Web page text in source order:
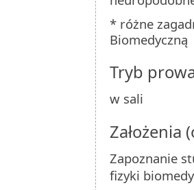
* różne
Biomedyczną
Tryb
w sali
Założenia
Zapoznanie
fizyki